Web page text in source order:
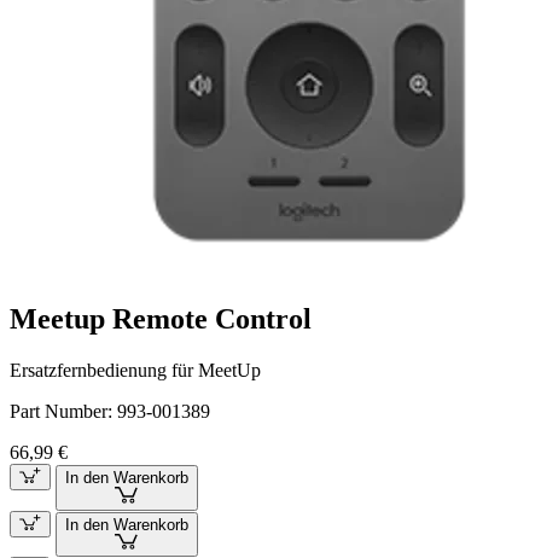
Meetup Remote Control
Ersatzfernbedienung für MeetUp
Part Number: 993-001389
66,99 €
In den Warenkorb
In den Warenkorb